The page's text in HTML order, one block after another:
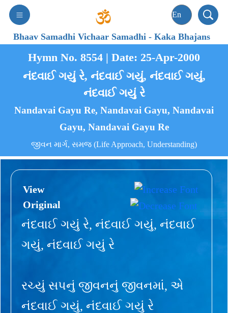
Bhaav Samadhi Vichaar Samadhi-Kaka Bhajans
Hymn No. 8554 | Date: 25-Apr-2000
નંદવાઈ ગયું રે, નંદવાઈ ગયું, નંદવાઈ ગયું,
નંદવાઈ ગયું રે
Nandavai Gayu Re, Nandavai Gayu, Nandavai
Gayu, Nandavai Gayu Re
જીવન માર્ગ, સમજ (Life Approach, Understanding)
View
Original
નંદવાઈ ગયું રે, નંદવાઈ ગયું, નંદવાઈ
ગયું, નંદવાઈ ગયું રે
રચ્યું સપનું જીવનનું જીવનમાં, એ
નંદવાઈ ગયું, નંદવાઈ ગયું રે